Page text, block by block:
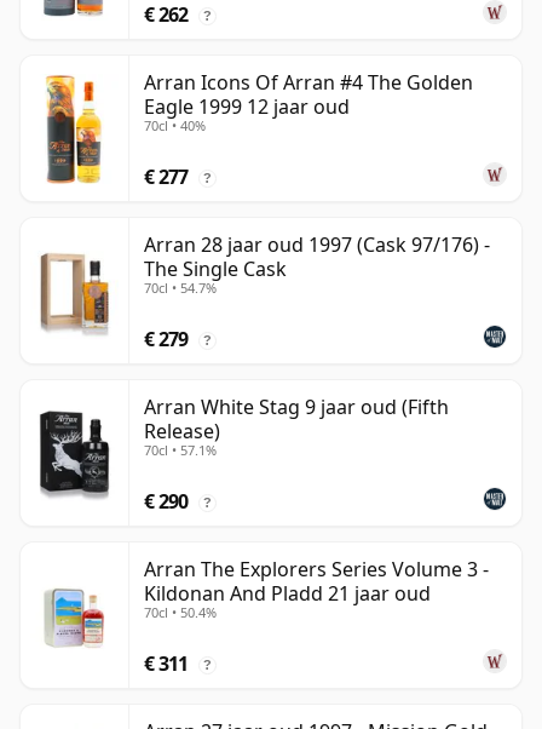
€ 262 ?
Arran Icons Of Arran #4 The Golden
Eagle 1999 12 jaar oud
70cl • 40%
€ 277 ?
Arran 28 jaar oud 1997 (Cask 97/176) -
The Single Cask
70cl • 54.7%
€ 279 ?
Arran White Stag 9 jaar oud (Fifth
Release)
70cl • 57.1%
€ 290 ?
Arran The Explorers Series Volume 3 -
Kildonan And Pladd 21 jaar oud
70cl • 50.4%
€ 311 ?